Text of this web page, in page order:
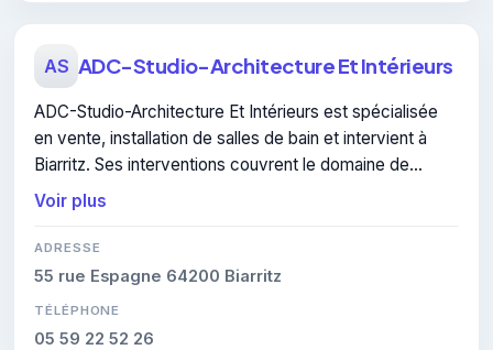
AS ADC-Studio-Architecture Et Intérieurs
ADC-Studio-Architecture Et Intérieurs est spécialisée
en vente, installation de salles de bain et intervient à
Biarritz. Ses interventions couvrent le domaine de
isolation thermique intérieure.
Voir plus
ADRESSE
55 rue Espagne 64200 Biarritz
TÉLÉPHONE
05 59 22 52 26